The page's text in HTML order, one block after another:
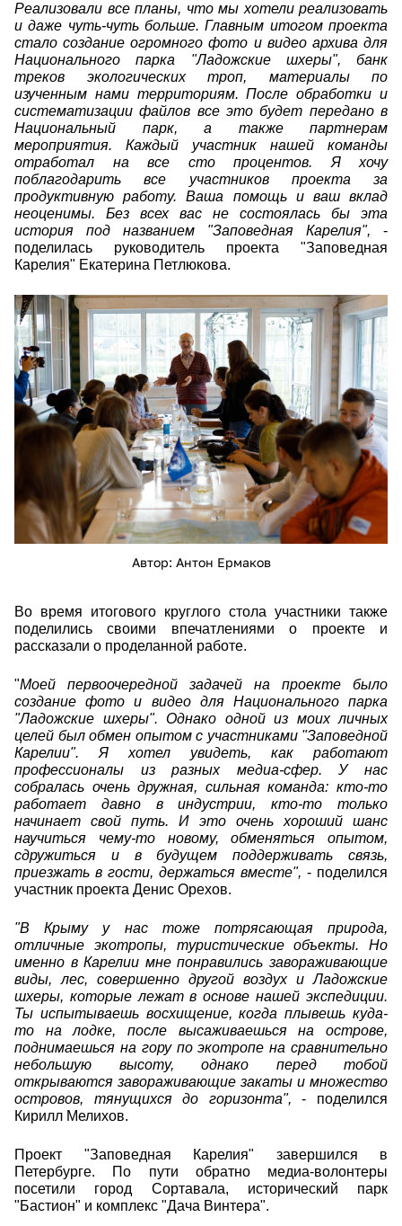
Реализовали все планы, что мы хотели реализовать
и даже чуть-чуть больше. Главным итогом проекта
стало создание огромного фото и видео архива для
Национального парка "Ладожские шхеры", банк
треков экологических троп, материалы по
изученным нами территориям. После обработки и
систематизации файлов все это будет передано в
Национальный парк, а также партнерам
мероприятия. Каждый участник нашей команды
отработал на все сто процентов. Я хочу
поблагодарить все участников проекта за
продуктивную работу. Ваша помощь и ваш вклад
неоценимы. Без всех вас не состоялась бы эта
история под названием "Заповедная Карелия", -
поделилась руководитель проекта "Заповедная
Карелия" Екатерина Петлюкова.
kap_0176.jpg
Автор: Антон Ермаков
Во время итогового круглого стола участники также
поделились своими впечатлениями о проекте и
рассказали о проделанной работе.
"Моей первоочередной задачей на проекте было
создание фото и видео для Национального парка
"Ладожские шхеры". Однако одной из моих личных
целей был обмен опытом с участниками "Заповедной
Карелии". Я хотел увидеть, как работают
профессионалы из разных медиа-сфер. У нас
собралась очень дружная, сильная команда: кто-то
работает давно в индустрии, кто-то только
начинает свой путь. И это очень хороший шанс
научиться чему-то новому, обменяться опытом,
сдружиться и в будущем поддерживать связь,
приезжать в гости, держаться вместе", - поделился
участник проекта Денис Орехов.
"В Крыму у нас тоже потрясающая природа,
отличные экотропы, туристические объекты. Но
именно в Карелии мне понравились завораживающие
виды, лес, совершенно другой воздух и Ладожские
шхеры, которые лежат в основе нашей экспедиции.
Ты испытываешь восхищение, когда плывешь куда-
то на лодке, после высаживаешься на острове,
поднимаешься на гору по экотропе на сравнительно
небольшую высоту, однако перед тобой
открываются завораживающие закаты и множество
островов, тянущихся до горизонта", - поделился
Кирилл Мелихов.
Проект "Заповедная Карелия" завершился в
Петербурге. По пути обратно медиа-волонтеры
посетили город Сортавала, исторический парк
"Бастион" и комплекс "Дача Винтера".